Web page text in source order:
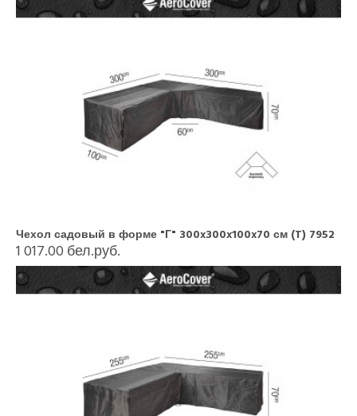
Чехол садовый в форме "Г" 300x300x100x70 см (T) 7952
1 017.00 бел.руб.